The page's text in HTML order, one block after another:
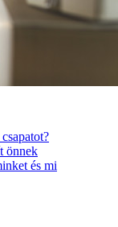
önnek
és mi